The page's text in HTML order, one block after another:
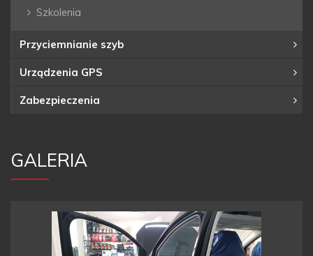
Szkolenia
Przyciemnianie szyb
Urządzenia GPS
Zabezpieczenia
GALERIA